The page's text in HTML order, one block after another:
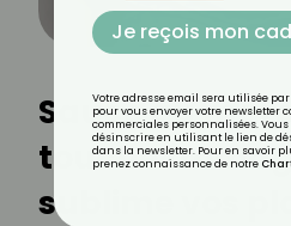
Sauce au
touche
sublime vos
Je reçois mon
Votre adresse email sera utilisée
pour vous envoyer votre newsletter
commerciales personnalisées.
désinscrire en utilisant le lien de
dans la newsletter. Pour en savoir
prenez connaissance de notre